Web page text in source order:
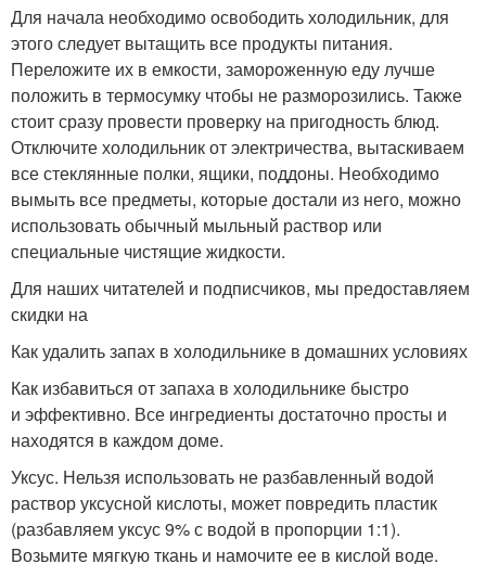
Для начала необходимо освободить холодильник, для
этого следует вытащить все продукты питания.
Переложите их в емкости, замороженную еду лучше
положить в термосумку чтобы не разморозились. Также
стоит сразу провести проверку на пригодность блюд.
Отключите холодильник от электричества, вытаскиваем
все стеклянные полки, ящики, поддоны. Необходимо
вымыть все предметы, которые достали из него, можно
использовать обычный мыльный раствор или
специальные чистящие жидкости.
Для наших читателей и подписчиков, мы предоставляем
скидки на
Как удалить запах в холодильнике в домашних условиях
Как избавиться от запаха в холодильнике быстро
и эффективно. Все ингредиенты достаточно просты и
находятся в каждом доме.
Уксус. Нельзя использовать не разбавленный водой
раствор уксусной кислоты, может повредить пластик
(разбавляем уксус 9% с водой в пропорции 1:1).
Возьмите мягкую ткань и намочите ее в кислой воде.